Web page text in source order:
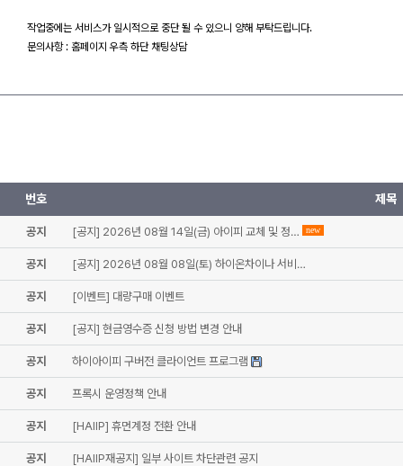
작업중에는 서비스가 일시적으로 중단 될 수 있으니 양해 부탁드립니다.
문의사항 : 홈페이지 우측 하단 채팅상담
번호 제목
공지 [공지] 2026년 08월 14일(금) 아이피 교체 및 정… new
공지 [공지] 2026년 08월 08일(토) 하이온차이나 서비…
공지 [이벤트] 대량구매 이벤트
공지 [공지] 현금영수증 신청 방법 변경 안내
공지 하이아이피 구버전 클라이언트 프로그램
공지 프록시 운영정책 안내
공지 [HAIIP] 휴먼계정 전환 안내
공지 [HAIIP재공지] 일부 사이트 차단관련 공지